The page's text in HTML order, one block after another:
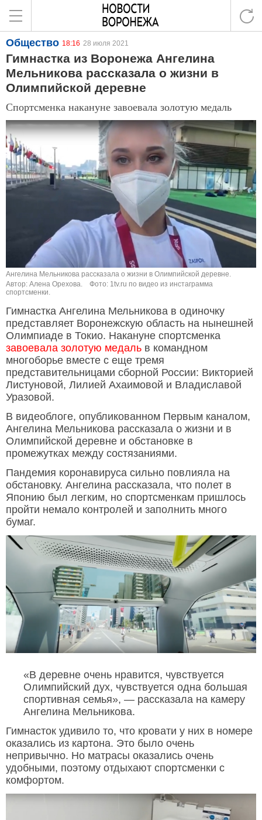
Общество 18:16 28 июля 2021
Гимнастка из Воронежа Ангелина
Мельникова рассказала о жизни в
Олимпийской деревне
Спортсменка накануне завоевала золотую медаль
Ангелина Мельникова рассказала о жизни в Олимпийской деревне.
Автор: Алена Орехова.
Фото: 1tv.ru по видео из инстаграмма
спортсменки.
Гимнастка Ангелина Мельникова в одиночку
представляет Воронежскую область на нынешней
Олимпиаде в Токио. Накануне спортсменка
завоевала золотую медаль в командном
многоборье вместе с еще тремя
представительницами сборной России: Викторией
Листуновой, Лилией Ахаимовой и Владиславой
Уразовой.
В видеоблоге, опубликованном Первым каналом,
Ангелина Мельникова рассказала о жизни и в
Олимпийской деревне и обстановке в
промежутках между состязаниями.
Пандемия коронавируса сильно повлияла на
обстановку. Ангелина рассказала, что полет в
Японию был легким, но спортсменкам пришлось
пройти немало контролей и заполнить много
бумаг.
«В деревне очень нравится, чувствуется
Олимпийский дух, чувствуется одна большая
спортивная семья», — рассказала на камеру
Ангелина Мельникова.
Гимнасток удивило то, что кровати у них в номере
оказались из картона. Это было очень
непривычно. Но матрасы оказались очень
удобными, поэтому отдыхают спортсменки с
комфортом.